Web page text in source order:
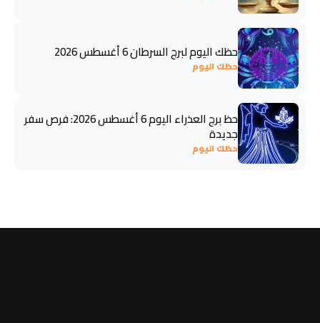
حظك اليوم لبرج السرطان 6 أغسطس 2026
حظك اليوم
حظ برج العذراء اليوم 6 أغسطس 2026: فرص سفر
جديدة
حظك اليوم